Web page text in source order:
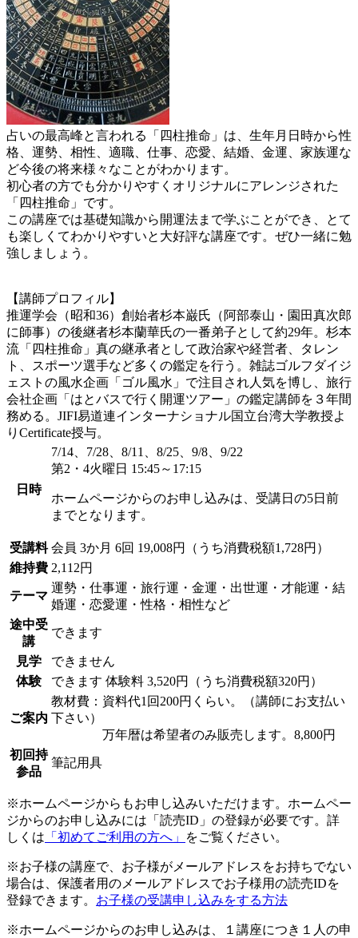
占いの最高峰と言われる「四柱推命」は、生年月日時から性
格、運勢、相性、適職、仕事、恋愛、結婚、金運、家族運な
ど今後の将来様々なことがわかります。
初心者の方でも分かりやすくオリジナルにアレンジされた
「四柱推命」です。
この講座では基礎知識から開運法まで学ぶことができ、とて
も楽しくてわかりやすいと大好評な講座です。ぜひ一緒に勉
強しましょう。
【講師プロフィル】
推運学会（昭和36）創始者杉本巌氏（阿部泰山・園田真次郎
に師事）の後継者杉本蘭華氏の一番弟子として約29年。杉本
流「四柱推命」真の継承者として政治家や経営者、タレン
ト、スポーツ選手など多くの鑑定を行う。雑誌ゴルフダイジ
ェストの風水企画「ゴル風水」で注目され人気を博し、旅行
会社企画「はとバスで行く開運ツアー」の鑑定講師を３年間
務める。JIFI易道連インターナショナル国立台湾大学教授よ
りCertificate授与。
日時
7/14、7/28、8/11、8/25、9/8、9/22
第2・4火曜日 15:45～17:15
ホームページからのお申し込みは、受講日の5日前
までとなります。
受講料 会員 3か月 6回 19,008円（うち消費税額1,728円）
維持費 2,112円
テーマ
運勢・仕事運・旅行運・金運・出世運・才能運・結
婚運・恋愛運・性格・相性など
途中受
講
できます
見学
できません
体験
できます 体験料 3,520円（うち消費税額320円）
ご案内
教材費：資料代1回200円くらい。（講師にお支払い
下さい）
万年暦は希望者のみ販売します。8,800円
初回持
参品
筆記用具
※ホームページからもお申し込みいただけます。ホームペー
ジからのお申し込みには「読売ID」の登録が必要です。詳
しくは 「初めてご利用の方へ」 をご覧ください。
※お子様の講座で、お子様がメールアドレスをお持ちでない
場合は、保護者用のメールアドレスでお子様用の読売IDを
登録できます。 お子様の受講申し込みをする方法
※ホームページからのお申し込みは、１講座につき１人の申